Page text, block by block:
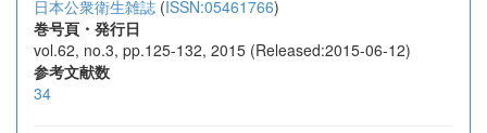
日本公衆衛生雑誌 (ISSN:05461766)
巻号頁・発行日
vol.62, no.3, pp.125-132, 2015 (Released:2015-06-12)
参考文献数
34